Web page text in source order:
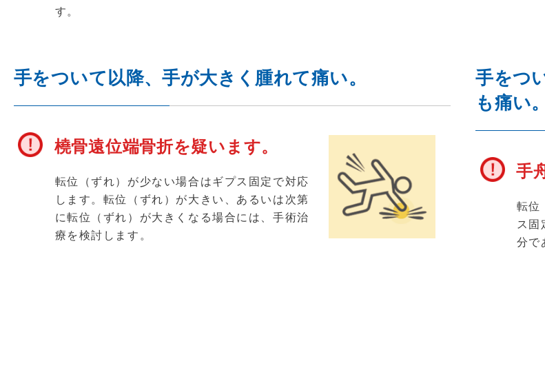
す。
手をついて以降、手が大きく腫れて痛い。
橈骨遠位端骨折を疑います。
転位（ずれ）が少ない場合はギプス固定で対応
します。転位（ずれ）が大きい、あるいは次第
に転位（ずれ）が大きくなる場合には、手術治
療を検討します。
手をつ
も痛い。
手
転位
ス固
分で